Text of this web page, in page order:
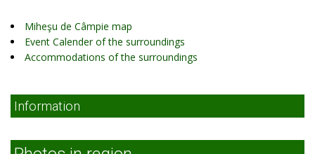
Miheşu de Câmpie map
Event Calender of the surroundings
Accommodations of the surroundings
Information